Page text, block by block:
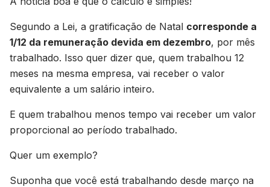
Segundo a Lei, a gratificação de Natal corresponde a
1/12 da remuneração devida em dezembro, por mês
trabalhado. Isso quer dizer que, quem trabalhou 12
meses na mesma empresa, vai receber o valor
equivalente a um salário inteiro.
E quem trabalhou menos tempo vai receber um valor
proporcional ao período trabalhado.
Quer um exemplo?
Suponha que você está trabalhando desde março na